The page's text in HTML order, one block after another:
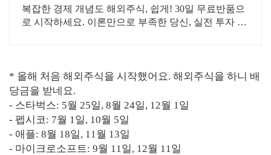
복잡한 경제 개념도 해외주식, 쉽게! 30일 무료반품으
로 시작하세요. 이론만으로 부족한 당신, 실전 투자 전
* 올해 처음 해외주식을 시작했어요. 해외주식을 하니 배
당금을 받네요.
- 스타벅스: 5월 25일, 8월 24일, 12월 1일
- 펩시코: 7월 1일, 10월 5일
- 애플: 8월 18일, 11월 13일
- 마이크로소프트: 9월 11일, 12월 11일